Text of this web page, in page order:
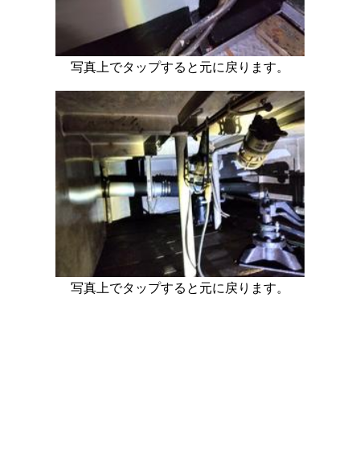
写真上でタップすると元に戻ります。
写真上でタップすると元に戻ります。